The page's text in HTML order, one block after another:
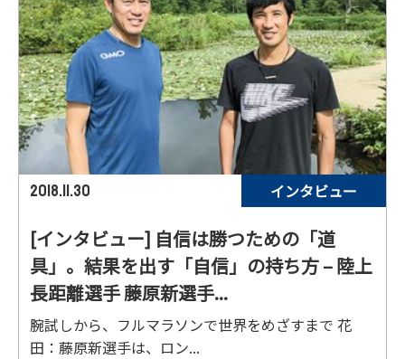
2018.11.30 インタビュー
[インタビュー] 自信は勝つための「道
具」。結果を出す「自信」の持ち方 – 陸上
長距離選手 藤原新選手...
腕試しから、フルマラソンで世界をめざすまで 花
田：藤原新選手は、ロン...